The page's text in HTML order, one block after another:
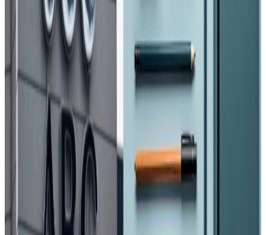
पटक पर्सामा ३९ जना, कपिलवस्तुका ८, रुपन्देहीका ९ र बारामा १
जनामा कोरोना भाइरस संक्रमण पहिचान भएको हो । पर्सामा पहिचान
भएको २९ संक्रमित मध्ये ४ जना सञ्चारकर्मी रहेको बताइएको छ ।
सोमबार मात्रै कपिलवस्तुमा १६ जना, रुपन्देहीमा ६ जना बर्दियामा १ र
सप्तरीमा १ जनामा कोरोना पहिचान भएको थियो । सोमबार मात्रै २४
जना संक्रमित पहिचान भएका थिए ।
देशका विभिन्न अस्पतालमा १ सय ५३ जना शंकास्पद बिरामी
आइसोलेसनमा उपचाररत छन् भने उपचारपछि निको हुनेको संख्य ३३
पुगेको छ । पछिल्लो समय भारतबाट नेपाल भित्रिनेहरुका कारण प्रदेश
१, २ र पाँच कोरोनाको उच्च जोखिममा देखिएका छन् ।
यस वेवसाइटमा प्रकाशित समाचार, विचार र लेखबारे तपाईंको कुनै